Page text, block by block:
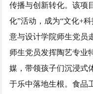
传播与创新转化。该项
化”活动，成为“文化+
意与设计学院师生党员
师生党员发挥陶艺专业
媒，带领孩子们沉浸式
于乐中落地生根。食品